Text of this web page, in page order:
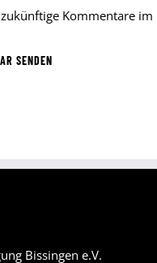
Kommentare
Bissingen e.V.